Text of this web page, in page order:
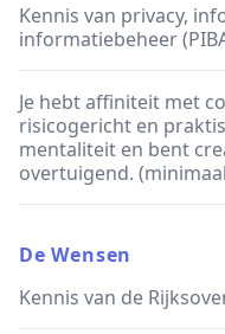
Kennis van privacy,
informatiebeheer
Je hebt affiniteit met
risicogericht en
mentaliteit en bent
overtuigend.
De Wensen
Kennis van de